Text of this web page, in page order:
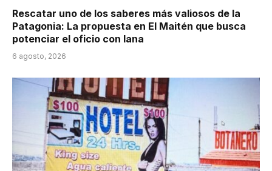
Rescatar uno de los saberes más valiosos de la
Patagonia: La propuesta en El Maitén que busca
potenciar el oficio con lana
6 agosto, 2026